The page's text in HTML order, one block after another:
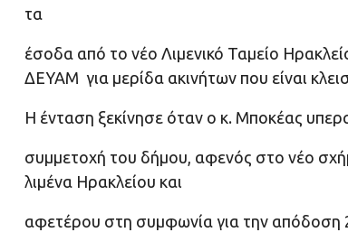
τα
έσοδα από το νέο Λιμενικό Ταμείο
ΔΕΥΑΜ για μερίδα ακινήτων που είναι
Η ένταση ξεκίνησε όταν ο κ. Μποκέας
συμμετοχή του δήμου, αφενός στο νέο
λιμένα Ηρακλείου και
αφετέρου στη συμφωνία για την απόδοση